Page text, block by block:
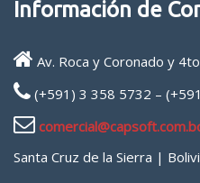
Información de
Av. Roca y Coronado y
(+591) 3 358 5732 –
Santa Cruz de la Sierra |